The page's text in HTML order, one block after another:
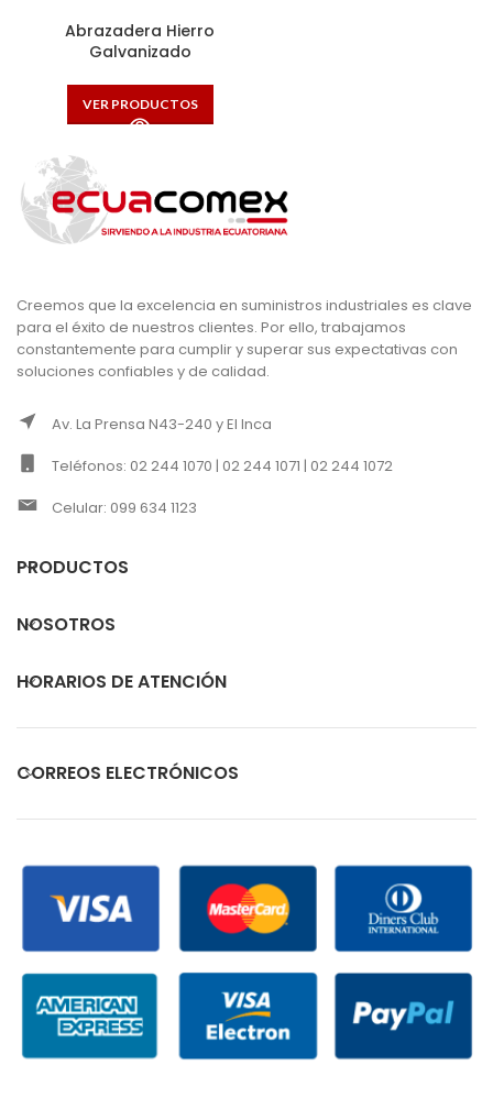
Abrazadera Hierro
Galvanizado
VER PRODUCTOS
Creemos que la excelencia en suministros industriales es clave
para el éxito de nuestros clientes. Por ello, trabajamos
constantemente para cumplir y superar sus expectativas con
soluciones confiables y de calidad.
Av. La Prensa N43-240 y El Inca
Teléfonos: 02 244 1070 | 02 244 1071 | 02 244 1072
Celular: 099 634 1123
PRODUCTOS
NOSOTROS
HORARIOS DE ATENCIÓN
CORREOS ELECTRÓNICOS